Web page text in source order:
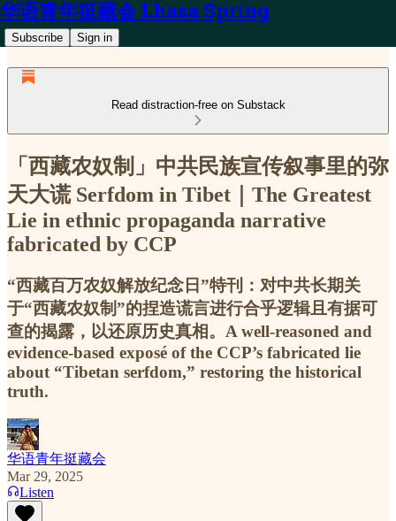
华语青年挺藏会 Lhasa Spring
Subscribe Sign in
Read distraction-free on Substack
「西藏农奴制」中共民族宣传叙事里的弥
天大谎 Serfdom in Tibet｜The Greatest
Lie in ethnic propaganda narrative
fabricated by CCP
“西藏百万农奴解放纪念日”特刊：对中共长期关
于“西藏农奴制”的捏造谎言进行合乎逻辑且有据可
查的揭露，以还原历史真相。A well-reasoned and
evidence-based exposé of the CCP’s fabricated lie
about “Tibetan serfdom,” restoring the historical
truth.
华语青年挺藏会
Mar 29, 2025
Listen